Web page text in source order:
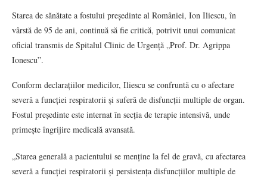
Starea de sănătate a fostului președinte al României, Ion Iliescu, în
vârstă de 95 de ani, continuă să fie critică, potrivit unui comunicat
oficial transmis de Spitalul Clinic de Urgență „Prof. Dr. Agrippa
Ionescu”.
Conform declarațiilor medicilor, Iliescu se confruntă cu o afectare
severă a funcției respiratorii și suferă de disfuncții multiple de organ.
Fostul președinte este internat în secția de terapie intensivă, unde
primește îngrijire medicală avansată.
„Starea generală a pacientului se menține la fel de gravă, cu afectarea
severă a funcției respiratorii și persistența disfuncțiilor multiple de